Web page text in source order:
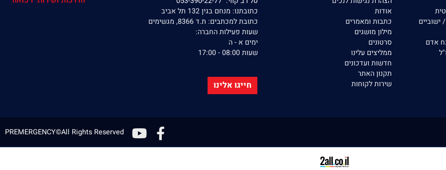
קישורים נוספים
הצהרת נגישות לנכים
אודות
כתבות ומאמרים
מילון מושגים
סרטונים
ממליצים עלינו
שירות לקוחות
פרטי קשר
טל רב קווי: 053-390-22-77
כתובתנו: מנחם בגין 132 תל אביב
כתובת למכתבים: ת.ד 8366, מגשימים
ימים א - ה
שעות 08:00 - 17:00
חייגו אלינו